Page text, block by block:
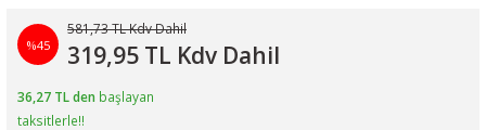
%45
581,73 TL Kdv Dahil
319,95 TL Kdv Dahil
36,27 TL den başlayan
taksitlerle!!